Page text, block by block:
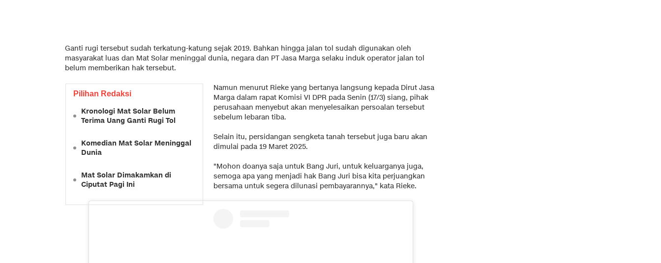
Ganti rugi tersebut sudah terkatung-katung sejak 2019. Bahkan hingga jalan tol sudah digunakan oleh
masyarakat luas dan Mat Solar meninggal dunia, negara dan PT Jasa Marga selaku induk operator jalan tol
belum memberikan hak tersebut.
Pilihan Redaksi
Kronologi Mat Solar Belum
Terima Uang Ganti Rugi Tol
Komedian Mat Solar Meninggal
Dunia
Mat Solar Dimakamkan di
Ciputat Pagi Ini
Namun menurut Rieke yang bertanya langsung kepada Dirut Jasa
Marga dalam rapat Komisi VI DPR pada Senin (17/3) siang, pihak
perusahaan menyebut akan menyelesaikan persoalan tersebut
sebelum lebaran tiba.
Selain itu, persidangan sengketa tanah tersebut juga baru akan
dimulai pada 19 Maret 2025.
"Mohon doanya saja untuk Bang Juri, untuk keluarganya juga,
semoga apa yang menjadi hak Bang Juri bisa kita perjuangkan
bersama untuk segera dilunasi pembayarannya," kata Rieke.